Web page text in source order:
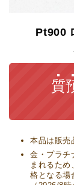
Pt900
質
本品は販売
金・プラチ
まれるため
格となる場